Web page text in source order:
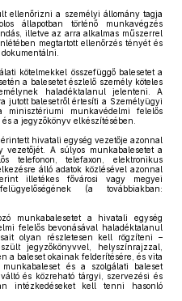
ellenőrizni a személyi állomány tagja
állapotban történő munkavégzés
illetve az arra alkalmas műszerrel
megtartott ellenőrzés tényét és
kötelmekkel összefüggő balesetet a
a balesetet észlelő személy köteles
haladéktalanul jelenteni. A
jutott balesetről értesíti a Személyügyi
minisztériumi munkavédelmi felelős
a jegyzőkönyv elkészítésében.
hivatali egység vezetője azonnal
vezetőjét. A súlyos munkabalesetet a
telefonon, telefaxon, elektronikus
álló adatok közlésével azonnal
illetékes fővárosi vagy megyei
(a továbbiakban:
munkabalesetet a hivatali egység
felelős bevonásával haladéktalanul
olyan részletesen kell rögzíteni –
jegyzőkönyvvel, helyszínrajzzal,
a baleset okainak felderítésére, és vita
és a szolgálati baleset
és közreható tárgyi, szervezési és
intézkedéseket kell tenni hasonló